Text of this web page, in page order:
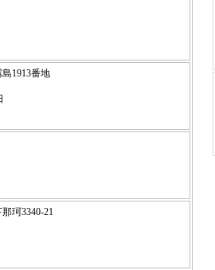
1913番地
珂3340-21